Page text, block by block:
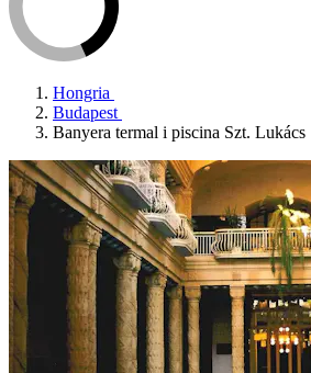
Hongria
Budapest
Banyera termal i piscina Szt. Lukács